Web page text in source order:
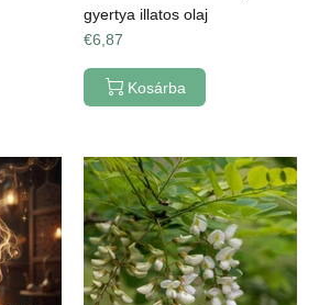
gyertya illatos olaj
€6,87
Kosárba